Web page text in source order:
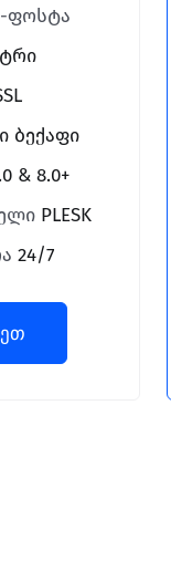
ფოსტა
ბექაფი
& 8.0+
PLESK
24/7